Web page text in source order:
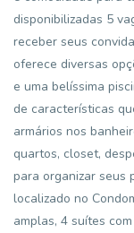
disponibilizadas 5
receber seus
oferece diversas
e uma belíssima
de características
armários nos
quartos, closet,
para organizar seus
localizado no
amplas, 4 suítes